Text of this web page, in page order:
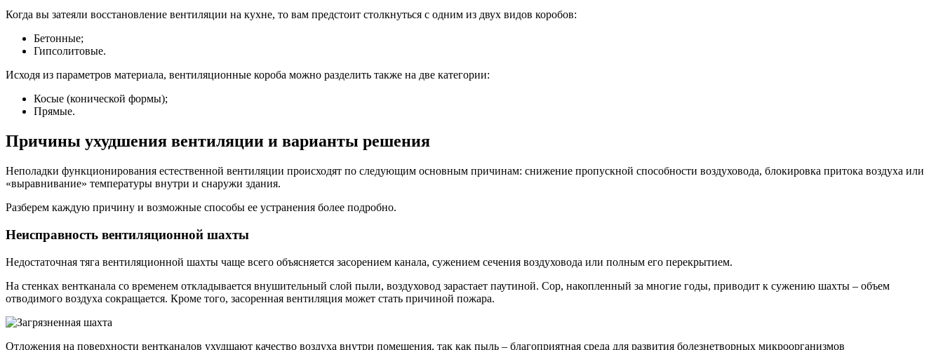
Когда вы затеяли восстановление вентиляции на кухне, то вам предстоит столкнуться с одним из двух видов коробов:
Бетонные;
Гипсолитовые.
Исходя из параметров материала, вентиляционные короба можно разделить также на две категории:
Косые (конической формы);
Прямые.
Причины ухудшения вентиляции и варианты решения
Неполадки функционирования естественной вентиляции происходят по следующим основным причинам: снижение пропускной способности воздуховода, блокировка притока воздуха или
«выравнивание» температуры внутри и снаружи здания.
Разберем каждую причину и возможные способы ее устранения более подробно.
Неисправность вентиляционной шахты
Недостаточная тяга вентиляционной шахты чаще всего объясняется засорением канала, сужением сечения воздуховода или полным его перекрытием.
На стенках вентканала со временем откладывается внушительный слой пыли, воздуховод зарастает паутиной. Сор, накопленный за многие годы, приводит к сужению шахты – объем
отводимого воздуха сокращается. Кроме того, засоренная вентиляция может стать причиной пожара.
Отложения на поверхности вентканалов ухудшают качество воздуха внутри помещения, так как пыль – благоприятная среда для развития болезнетворных микроорганизмов